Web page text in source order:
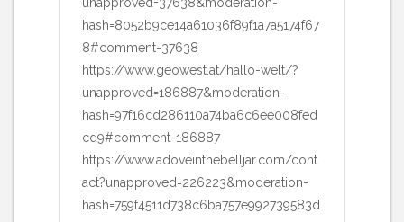
hash=8052b9ce14a61036f89f1a7a5174f67
8#comment-37638
https://www.geowest.at/hallo-welt/?
unapproved=186887&moderation-
hash=97f16cd286110a74ba6c6ee008fed
cd9#comment-186887
https://www.adoveinthebelljar.com/cont
act?unapproved=226223&moderation-
hash=759f4511d738c6ba757e992739583d